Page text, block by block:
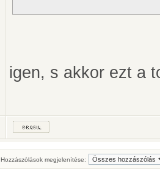
igen, s akkor ezt a
Hozzászólások megjelenítése: